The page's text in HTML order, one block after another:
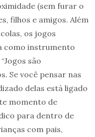
(sem furar o
filhos e amigos. Além
os jogos
como instrumento
são
Se você pensar nas
delas está ligado
momento de
para dentro de
com pais,